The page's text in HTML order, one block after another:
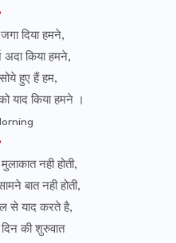
दिया हमने,
अदा किया हमने,
हुए हैं हम,
किया हमने ।
नही होती,
बात नही होती,
से याद करते है,
की शुरुवात